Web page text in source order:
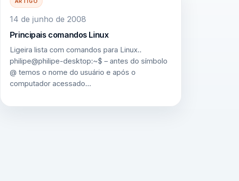
14 de junho de 2008
Principais comandos Linux
Ligeira lista com comandos para Linux..
philipe@philipe-desktop:~$ – antes do símbolo
@ temos o nome do usuário e após o
computador acessado…